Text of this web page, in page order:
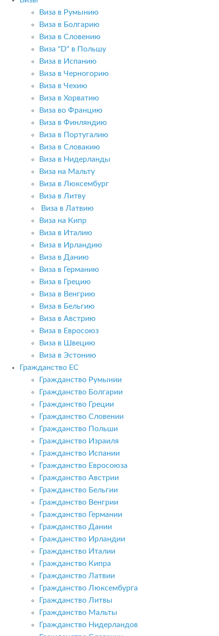
Виза в Румынию
Виза в Болгарию
Виза в Словению
Виза "D" в Польшу
Виза в Испанию
Виза в Черногорию
Виза в Чехию
Виза в Хорватию
Виза во Францию
Виза в Финляндию
Виза в Португалию
Виза в Словакию
Виза в Нидерланды
Виза на Мальту
Виза в Люксембург
Виза в Литву
Виза в Латвию
Виза на Кипр
Виза в Италию
Виза в Ирландию
Виза в Данию
Виза в Германию
Виза в Грецию
Виза в Венгрию
Виза в Бельгию
Виза в Австрию
Виза в Евросоюз
Виза в Швецию
Виза в Эстонию
Гражданство ЕС
Гражданство Румынии
Гражданство Болгарии
Гражданство Греции
Гражданство Словении
Гражданство Польши
Гражданство Израиля
Гражданство Испании
Гражданство Евросоюза
Гражданство Австрии
Гражданство Бельгии
Гражданство Венгрии
Гражданство Германии
Гражданство Дании
Гражданство Ирландии
Гражданство Италии
Гражданство Кипра
Гражданство Латвии
Гражданство Люксембурга
Гражданство Литвы
Гражданство Мальты
Гражданство Нидерландов